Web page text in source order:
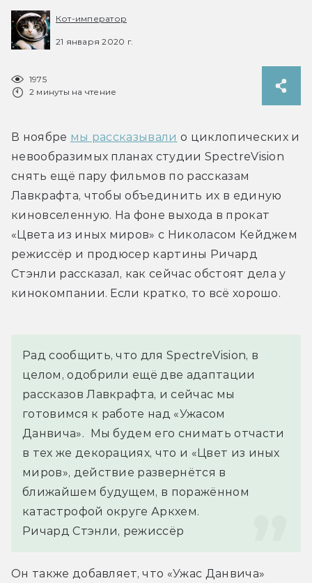
Кот-император
21 января 2020 г.
1975
2 минуты на чтение
В ноябре мы рассказывали о циклопических и
невообразимых планах студии SpectreVision
снять ещё пару фильмов по рассказам
Лавкрафта, чтобы объединить их в единую
киновселенную. На фоне выхода в прокат
«Цвета из иных миров» с Николасом Кейджем
режиссёр и продюсер картины Ричард
Стэнли рассказал, как сейчас обстоят дела у
кинокомпании. Если кратко, то всё хорошо.
Рад сообщить, что для SpectreVision, в
целом, одобрили ещё две адаптации
рассказов Лавкрафта, и сейчас мы
готовимся к работе над «Ужасом
Данвича».  Мы будем его снимать отчасти
в тех же декорациях, что и «Цвет из иных
миров», действие развернётся в
ближайшем будущем, в поражённом
катастрофой округе Аркхем.
Ричард Стэнли, режиссёр
Он также добавляет, что «Ужас Данвича»